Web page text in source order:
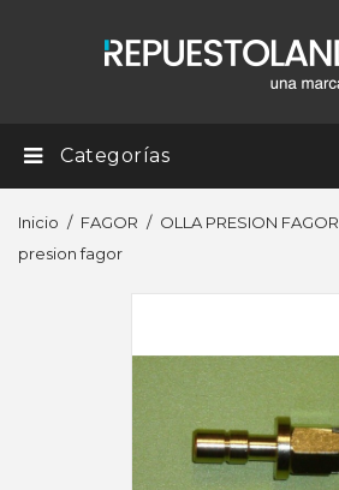
Categorías
Inicio FAGOR OLLA PRESION FAGOR
presion fagor